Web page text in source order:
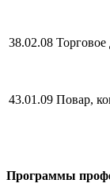
38.02.08 Торговое
43.01.09 Повар,
Программы